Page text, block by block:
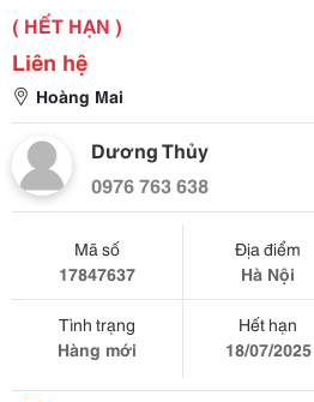
( HẾT HẠN )
Liên hệ
Hoàng Mai
Dương Thủy
0976 763 638
Mã số
17847637
Địa điểm
Hà Nội
Tình trạng
Hàng mới
Hết hạn
18/07/2025